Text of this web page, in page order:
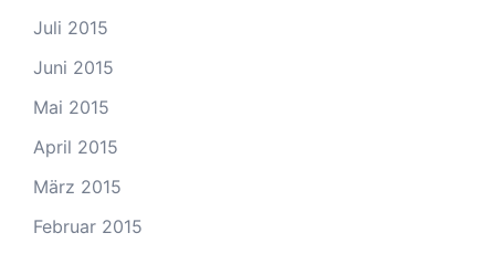
Juli 2015
Juni 2015
Mai 2015
April 2015
März 2015
Februar 2015